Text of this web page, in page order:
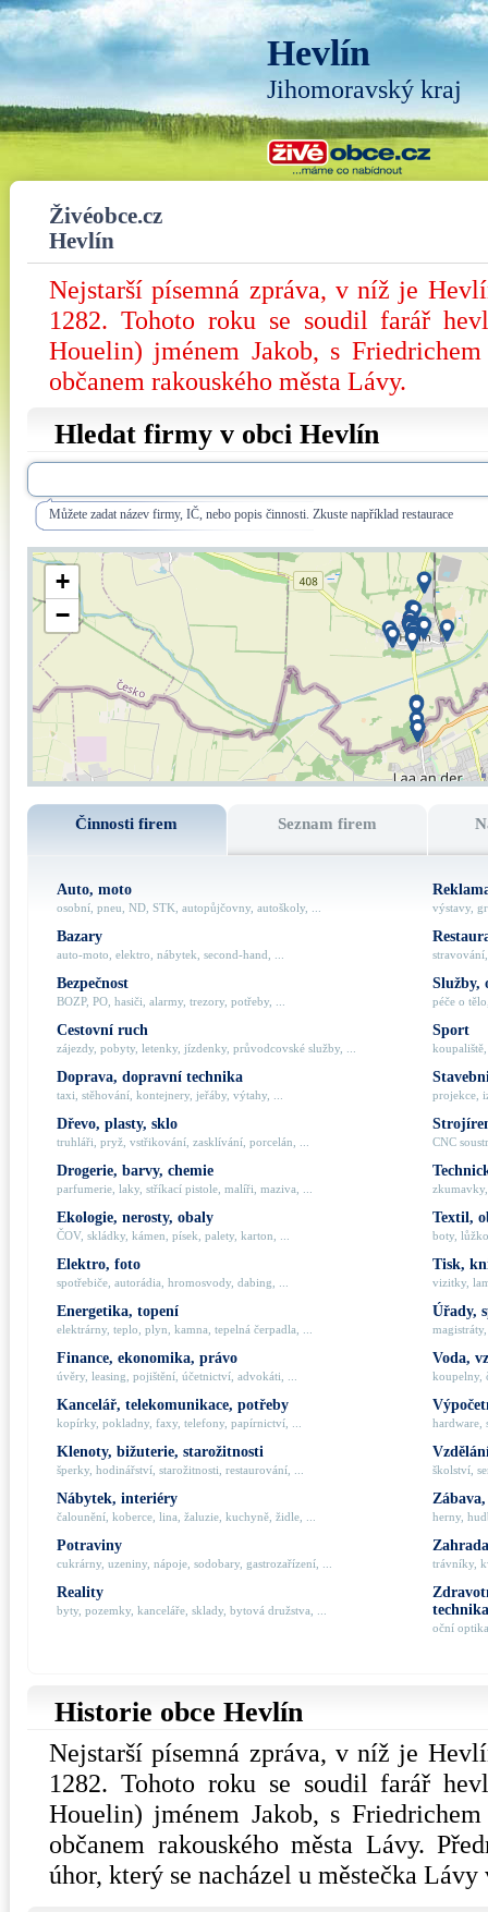
Hevlín
Jihomoravský kraj
Živéobce.cz
Hevlín
Nejstarší písemná zpráva, v níž je
1282. Tohoto roku se soudil farář
Houelin) jménem Jakob, s
občanem rakouského města Lávy.
Hledat firmy v obci Hevlín
Můžete zadat název firmy, IČ, nebo popis činnosti. Zkuste například restaurace
+
−
Činnosti firem Seznam firem
Auto, moto
osobní, pneu, ND, STK, autopůjčovny, autoškoly, ...
Bazary
auto-moto, elektro, nábytek, second-hand, ...
Bezpečnost
BOZP, PO, hasiči, alarmy, trezory, potřeby, ...
Cestovní ruch
zájezdy, pobyty, letenky, jízdenky, průvodcovské služby, ...
Doprava, dopravní technika
taxi, stěhování, kontejnery, jeřáby, výtahy, ...
Dřevo, plasty, sklo
truhláři, pryž, vstřikování, zasklívání, porcelán, ...
Drogerie, barvy, chemie
parfumerie, laky, stříkací pistole, malíři, maziva, ...
Ekologie, nerosty, obaly
ČOV, skládky, kámen, písek, palety, karton, ...
Elektro, foto
spotřebiče, autorádia, hromosvody, dabing, ...
Energetika, topení
elektrárny, teplo, plyn, kamna, tepelná čerpadla, ...
Finance, ekonomika, právo
úvěry, leasing, pojištění, účetnictví, advokáti, ...
Kancelář, telekomunikace, potřeby
kopírky, pokladny, faxy, telefony, papírnictví, ...
Klenoty, bižuterie, starožitnosti
šperky, hodinářství, starožitnosti, restaurování, ...
Nábytek, interiéry
čalounění, koberce, lina, žaluzie, kuchyně, židle, ...
Potraviny
cukrárny, uzeniny, nápoje, sodobary, gastrozařízení, ...
Reality
byty, pozemky, kanceláře, sklady, bytová družstva, ...
výstavy,
Služby,
péče o
Sport
projekce,
CNC
Textil,
boty,
Tisk,
vizitky,
Úřady,
Voda,
koupelny,
hardware,
školství,
herny,
trávníky,
technika
oční
Historie obce Hevlín
Nejstarší písemná zpráva, v níž je
1282. Tohoto roku se soudil farář
Houelin) jménem Jakob, s
občanem rakouského města Lávy.
úhor, který se nacházel u městečka